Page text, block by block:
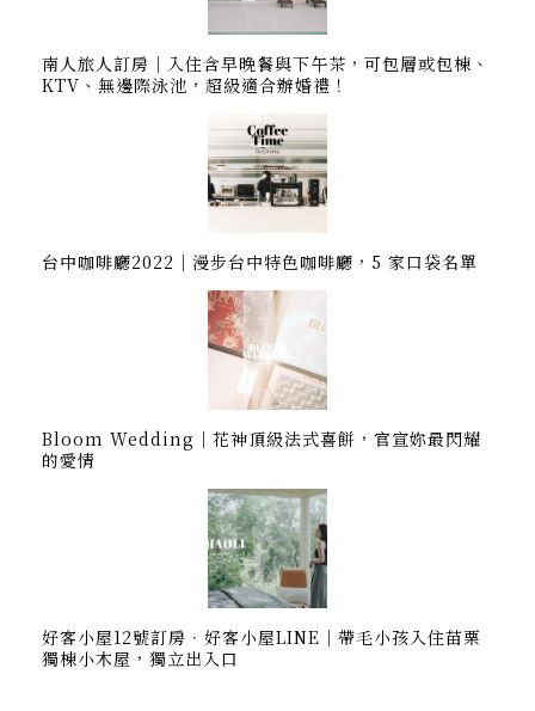
南人旅人訂房｜入住含早晚餐與下午茶，可包層或包棟、
KTV、無邊際泳池，超級適合辦婚禮！
台中咖啡廳2022｜漫步台中特色咖啡廳，5 家口袋名單
Bloom Wedding｜花神頂級法式喜餅，官宣妳最閃耀
的愛情
好客小屋12號訂房．好客小屋LINE｜帶毛小孩入住苗栗
獨棟小木屋，獨立出入口